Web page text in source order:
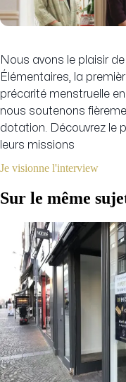
Nous avons le plaisir
Élémentaires, la
précarité menstruelle en
nous soutenons
dotation. Découvrez le
leurs missions
Je visionne l'interview
Sur le même